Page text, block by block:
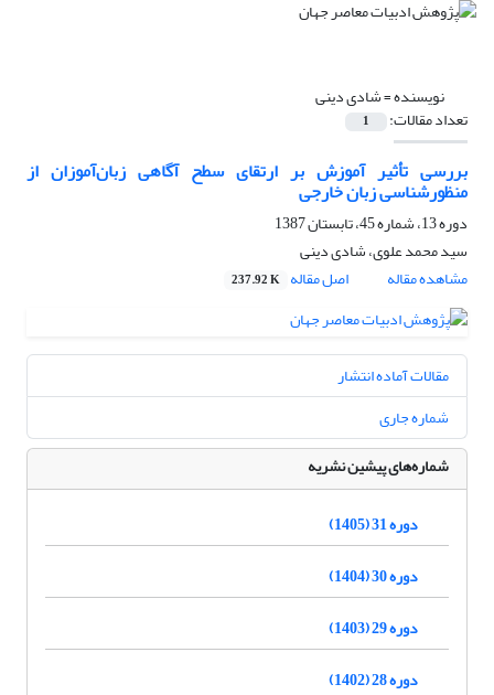
نویسنده =شادی دینی
تعداد مقالات: 1
بررسی تأثیر آموزش بر ارتقای سطح آگاهی زبان‌آموزان از
منظورشناسی زبان خارجی
دوره 13، شماره 45، تابستان 1387
سید محمد علوی، شادی دینی
مشاهده مقاله
اصل مقاله 237.92 K
مقالات آماده انتشار
شماره جاری
شماره‌های پیشین نشریه
دوره 31 (1405)
دوره 30 (1404)
دوره 29 (1403)
دوره 28 (1402)